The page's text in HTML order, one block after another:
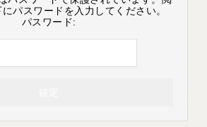
パスワードを入力してください。
パスワード: